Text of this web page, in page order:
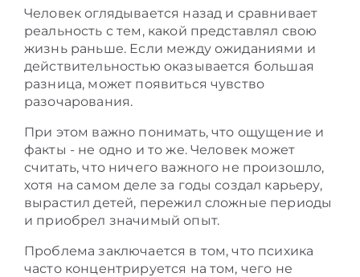
Человек оглядывается назад и сравнивает
реальность с тем, какой представлял свою
жизнь раньше. Если между ожиданиями и
действительностью оказывается большая
разница, может появиться чувство
разочарования.
При этом важно понимать, что ощущение и
факты - не одно и то же. Человек может
считать, что ничего важного не произошло,
хотя на самом деле за годы создал карьеру,
вырастил детей, пережил сложные периоды
и приобрел значимый опыт.
Проблема заключается в том, что психика
часто концентрируется на том, чего не